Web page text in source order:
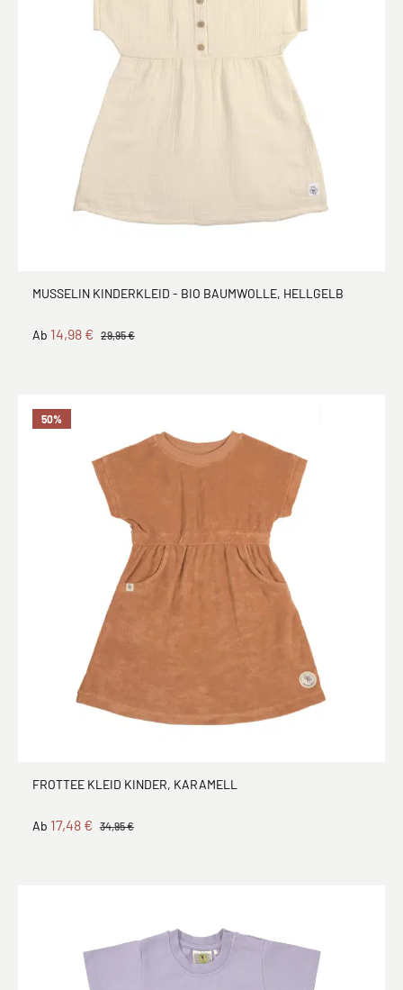
MUSSELIN KINDERKLEID - BIO BAUMWOLLE, HELLGELB
Ab 14,98 € 29,95 €
50%
FROTTEE KLEID KINDER, KARAMELL
Ab 17,48 € 34,95 €